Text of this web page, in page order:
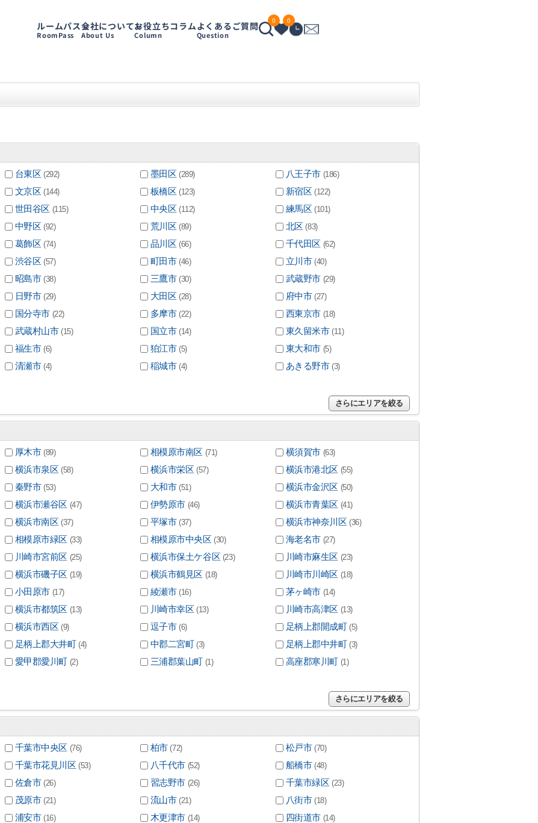
ルームパス
RoomPass
会社について
About Us
お役立ちコラム
Column
よくあるご質問
Question
0 0
台東区 (292) 墨田区 (289) 八王子市 (186)
文京区 (144) 板橋区 (123) 新宿区 (122)
世田谷区 (115) 中央区 (112) 練馬区 (101)
中野区 (92) 荒川区 (89) 北区 (83)
葛飾区 (74) 品川区 (66) 千代田区 (62)
渋谷区 (57) 町田市 (46) 立川市 (40)
昭島市 (38) 三鷹市 (30) 武蔵野市 (29)
日野市 (29) 大田区 (28) 府中市 (27)
国分寺市 (22) 多摩市 (22) 西東京市 (18)
武蔵村山市 (15) 国立市 (14) 東久留米市 (11)
福生市 (6) 狛江市 (5) 東大和市 (5)
清瀬市 (4) 稲城市 (4) あきる野市 (3)
さらにエリアを絞る
厚木市 (89) 相模原市南区 (71) 横須賀市 (63)
横浜市泉区 (58) 横浜市栄区 (57) 横浜市港北区 (55)
秦野市 (53) 大和市 (51) 横浜市金沢区 (50)
横浜市瀬谷区 (47) 伊勢原市 (46) 横浜市青葉区 (41)
横浜市南区 (37) 平塚市 (37) 横浜市神奈川区 (36)
相模原市緑区 (33) 相模原市中央区 (30) 海老名市 (27)
川崎市宮前区 (25) 横浜市保土ケ谷区 (23) 川崎市麻生区 (23)
横浜市磯子区 (19) 横浜市鶴見区 (18) 川崎市川崎区 (18)
小田原市 (17) 綾瀬市 (16) 茅ヶ崎市 (14)
横浜市都筑区 (13) 川崎市幸区 (13) 川崎市高津区 (13)
横浜市西区 (9) 逗子市 (6) 足柄上郡開成町 (5)
足柄上郡大井町 (4) 中郡二宮町 (3) 足柄上郡中井町 (3)
愛甲郡愛川町 (2) 三浦郡葉山町 (1) 高座郡寒川町 (1)
さらにエリアを絞る
千葉市中央区 (76) 柏市 (72) 松戸市 (70)
千葉市花見川区 (53) 八千代市 (52) 船橋市 (48)
佐倉市 (26) 習志野市 (26) 千葉市緑区 (23)
茂原市 (21) 流山市 (21) 八街市 (18)
浦安市 (16) 木更津市 (14) 四街道市 (14)